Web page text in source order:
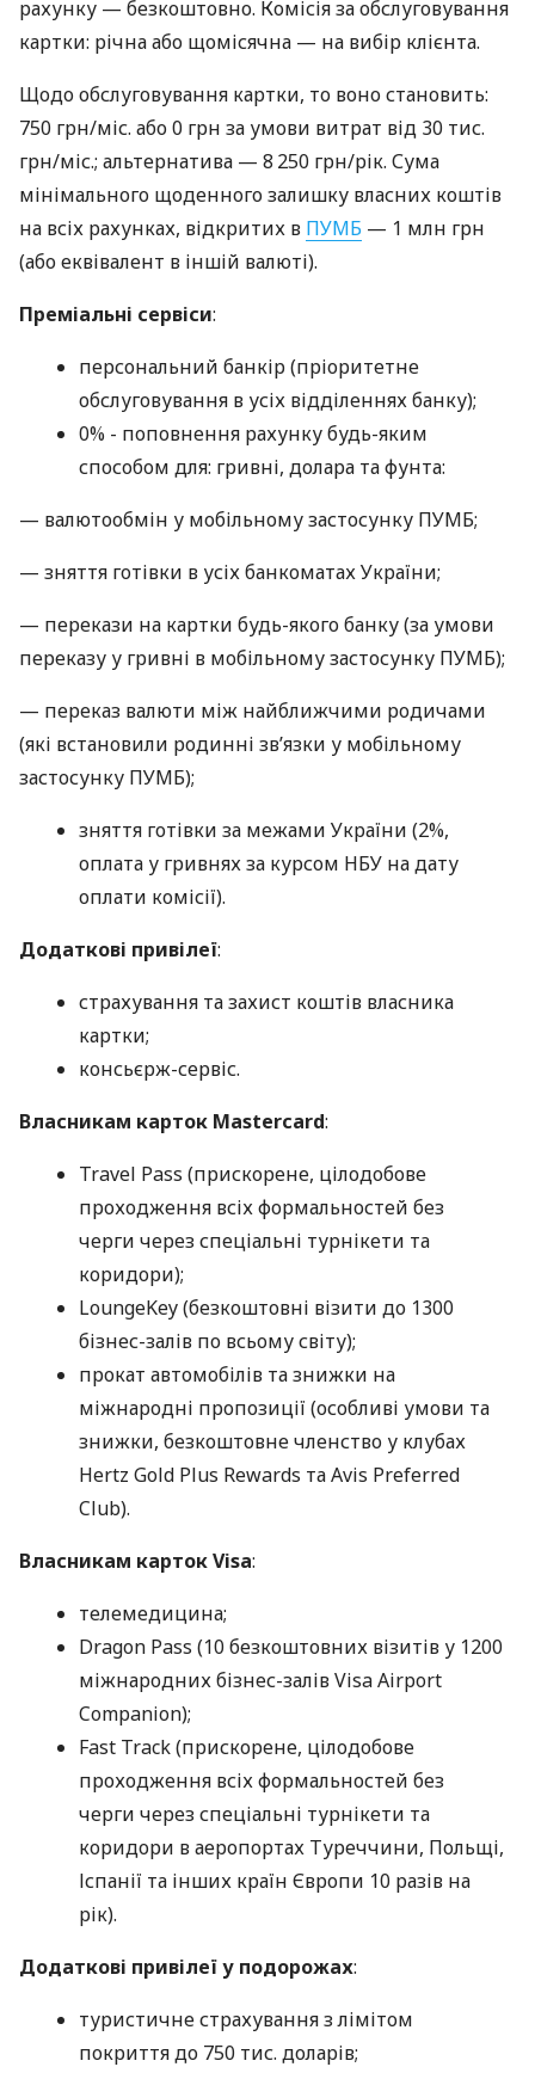
рахунку — безкоштовно. Комісія за обслуговування
картки: річна або щомісячна — на вибір клієнта.
Щодо обслуговування картки, то воно становить:
750 грн/міс. або 0 грн за умови витрат від 30 тис.
грн/міс.; альтернатива — 8 250 грн/рік. Сума
мінімального щоденного залишку власних коштів
на всіх рахунках, відкритих в ПУМБ — 1 млн грн
(або еквівалент в іншій валюті).
Преміальні сервіси:
персональний банкір (пріоритетне
обслуговування в усіх відділеннях банку);
0% - поповнення рахунку будь-яким
способом для: гривні, долара та фунта:
— валютообмін у мобільному застосунку ПУМБ;
— зняття готівки в усіх банкоматах України;
— перекази на картки будь-якого банку (за умови
переказу у гривні в мобільному застосунку ПУМБ);
— переказ валюти між найближчими родичами
(які встановили родинні зв’язки у мобільному
застосунку ПУМБ);
зняття готівки за межами України (2%,
оплата у гривнях за курсом НБУ на дату
оплати комісії).
Додаткові привілеї:
страхування та захист коштів власника
картки;
консьєрж-сервіс.
Власникам карток Mastercard:
Travel Pass (прискорене, цілодобове
проходження всіх формальностей без
черги через спеціальні турнікети та
коридори);
LoungeKey (безкоштовні візити до 1300
бізнес-залів по всьому світу);
прокат автомобілів та знижки на
міжнародні пропозиції (особливі умови та
знижки, безкоштовне членство у клубах
Hertz Gold Plus Rewards та Avis Preferred
Club).
Власникам карток Visa:
телемедицина;
Dragon Pass (10 безкоштовних візитів у 1200
міжнародних бізнес-залів Visa Airport
Companion);
Fast Track (прискорене, цілодобове
проходження всіх формальностей без
черги через спеціальні турнікети та
коридори в аеропортах Туреччини, Польщі,
Іспанії та інших країн Європи 10 разів на
рік).
Додаткові привілеї у подорожах:
туристичне страхування з лімітом
покриття до 750 тис. доларів;